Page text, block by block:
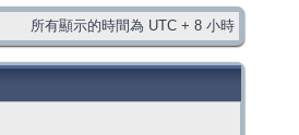
所有顯示的時間為 UTC + 8 小時